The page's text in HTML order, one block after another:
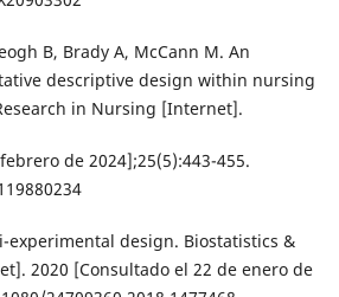
B, Brady A, McCann M. An
descriptive design within nursing
in Nursing [Internet].
de 2024];25(5):443-455.
experimental design. Biostatistics &
2020 [Consultado el 22 de enero de